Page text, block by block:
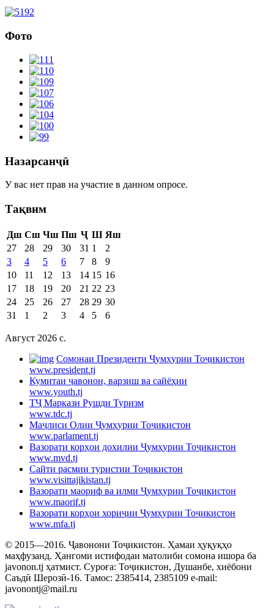
Фото
Назарсанҷӣ
У вас нет прав на участие в данном опросе.
Тақвим
Дш Сш Чш Пш Ҷ Ш Яш
27
28 29 30 31 1
2
3
4 5 6 7 8
9
10
11 12 13 14 15 16
17
18 19 20 21 22 23
24
25 26 27 28 29 30
31
1 2 3 4 5 6
Август 2026 c.
Cомонаи Президенти Ҷумҳурии Тоҷикистон
www.president.tj
Кумитаи ҷавонон, варзиш ва сайёҳии
www.youth.tj
ТҶ Маркази Рушди Туризм
www.tdc.tj
Маҷлиси Олии Ҷумҳурии Тоҷикистон
www.parlament.tj
Вазорати корҳои дохилии Ҷумҳурии Тоҷикистон
www.mvd.tj
Сайти расмии туристии Тоҷикистон
www.visittajikistan.tj
Вазорати маориф ва илми Ҷумҳурии Тоҷикистон
www.maorif.tj
Вазорати корҳои хориҷии Ҷумҳурии Тоҷикистон
www.mfa.tj
© 2015—2016. Ҷавонони Тоҷикистон. Ҳамаи ҳуқуқҳо
маҳфузанд. Ҳангоми истифодаи матолиби сомона ишора ба
javonon.tj ҳатмист. Суроға: Тоҷикистон, Душанбе, хиёбони
Саъдӣ Шерозӣ-16. Тамос: 2385414, 2385109 e-mail:
javonontj@mail.ru